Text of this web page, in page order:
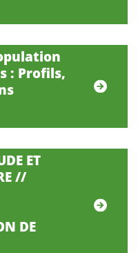
: Profils,
ET
//
DE